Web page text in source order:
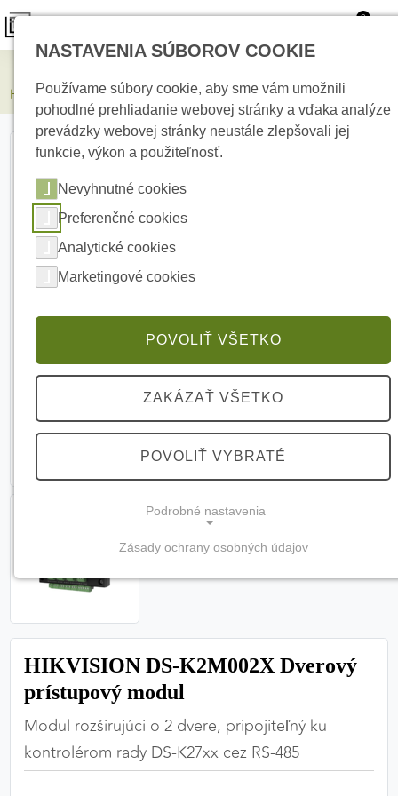
0
HIKVISION DS-K2M002X Dverový prístupový modul
HIKVISION DS-K2M002X Dverový
prístupový modul
Modul rozširujúci o 2 dvere, pripojiteľný ku
kontrolérom rady DS-K27xx cez RS-485
NASTAVENIA SÚBOROV COOKIE
Používame súbory cookie, aby sme vám umožnili
pohodlné prehliadanie webovej stránky a vďaka analýze
prevádzky webovej stránky neustále zlepšovali jej
funkcie, výkon a použiteľnosť.
Nevyhnutné cookies
Preferenčné cookies
Analytické cookies
Marketingové cookies
POVOLIŤ VŠETKO
ZAKÁZAŤ VŠETKO
POVOLIŤ VYBRATÉ
Podrobné nastavenia
(vždy aktívne, nemožno vypnúť)
Tieto cookies sú potrebné na správne fungovanie
zabezpečiť jej plnú funkčnosť.
Zásady ochrany osobných údajov